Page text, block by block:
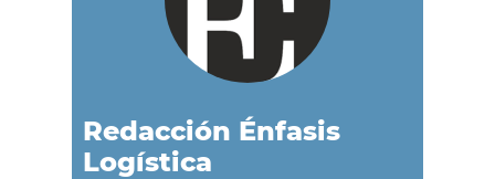
Redacción Énfasis
Logística